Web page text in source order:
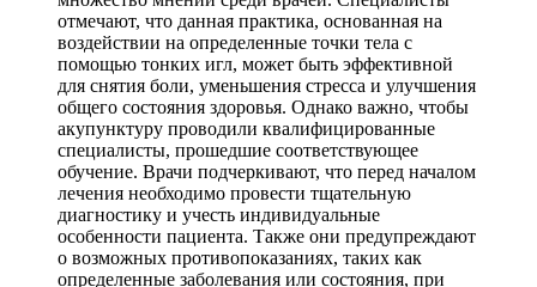
отмечают, что данная практика, основанная на
воздействии на определенные точки тела с
помощью тонких игл, может быть эффективной
для снятия боли, уменьшения стресса и улучшения
общего состояния здоровья. Однако важно, чтобы
акупунктуру проводили квалифицированные
специалисты, прошедшие соответствующее
обучение. Врачи подчеркивают, что перед началом
лечения необходимо провести тщательную
диагностику и учесть индивидуальные
особенности пациента. Также они предупреждают
о возможных противопоказаниях, таких как
определенные заболевания или состояния, при